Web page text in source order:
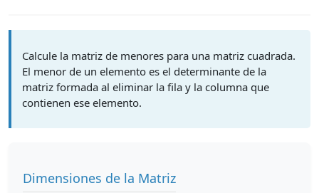
Calcule la matriz de menores para una matriz cuadrada.
El menor de un elemento es el determinante de la
matriz formada al eliminar la fila y la columna que
contienen ese elemento.
Dimensiones de la Matriz